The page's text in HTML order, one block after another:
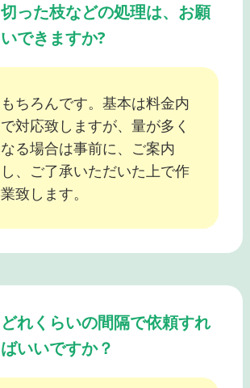
切った枝などの処理は、お願
いできますか?
もちろんです。基本は料金内
で対応致しますが、量が多く
なる場合は事前に、ご案内
し、ご了承いただいた上で作
業致します。
どれくらいの間隔で依頼すれ
ばいいですか？